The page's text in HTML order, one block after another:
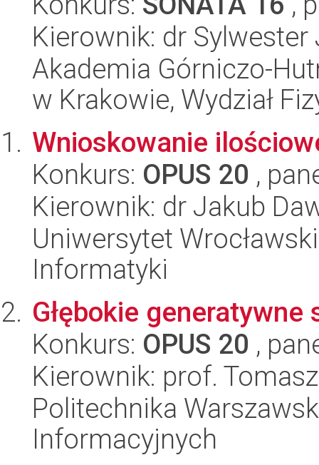
Kierownik: dr Sylwester
Akademia Górniczo-
w Krakowie, Wydział
Wnioskowanie
Konkurs: OPUS 20 ,
Kierownik: dr Jakub
Uniwersytet
Informatyki
Głębokie
Konkurs: OPUS 20 ,
Kierownik: prof.
Politechnika
Informacyjnych